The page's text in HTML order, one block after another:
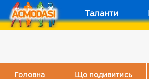
Таланти
Головна Що подивитись